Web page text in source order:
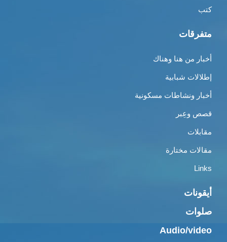
كتب
متفرقات
أخبار من هنا وهناك
إطلالات شبابية
أخبار ونشاطات مسكونية
قصص وعِبر
مقابلات
مقالات مختارة
Links
أيقونات
صلوات
Audio/video